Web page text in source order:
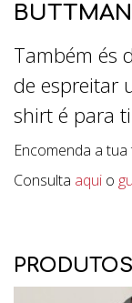
Também és
de espreitar
shirt é para
Encomenda a
Consulta aqui o